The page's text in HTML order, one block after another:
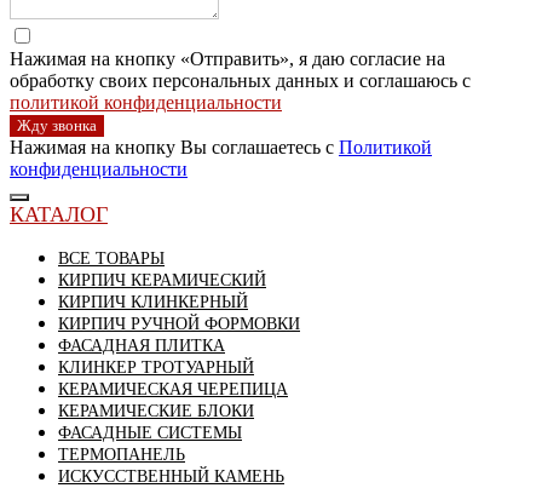
Нажимая на кнопку «Отправить», я даю согласие на
обработку своих персональных данных и соглашаюсь с
политикой конфиденциальности
Жду звонка
Нажимая на кнопку Вы соглашаетесь с Политикой
конфиденциальности
КАТАЛОГ
ВСЕ ТОВАРЫ
КИРПИЧ КЕРАМИЧЕСКИЙ
КИРПИЧ КЛИНКЕРНЫЙ
КИРПИЧ РУЧНОЙ ФОРМОВКИ
ФАСАДНАЯ ПЛИТКА
КЛИНКЕР ТРОТУАРНЫЙ
КЕРАМИЧЕСКАЯ ЧЕРЕПИЦА
КЕРАМИЧЕСКИЕ БЛОКИ
ФАСАДНЫЕ СИСТЕМЫ
ТЕРМОПАНЕЛЬ
ИСКУССТВЕННЫЙ КАМЕНЬ